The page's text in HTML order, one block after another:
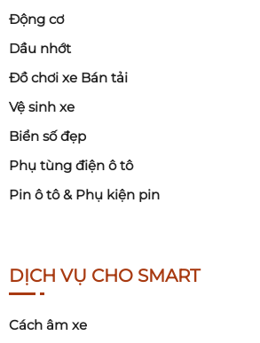
Động cơ
Dầu nhớt
Đồ chơi xe Bán tải
Vệ sinh xe
Biển số đẹp
Phụ tùng điện ô tô
Pin ô tô & Phụ kiện pin
DỊCH VỤ CHO SMART
Cách âm xe